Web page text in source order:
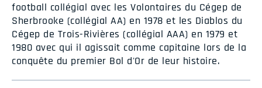
football collégial avec les Volontaires du Cégep de
Sherbrooke (collégial AA) en 1978 et les Diablos du
Cégep de Trois-Rivières (collégial AAA) en 1979 et
1980 avec qui il agissait comme capitaine lors de la
conquête du premier Bol d'Or de leur histoire.